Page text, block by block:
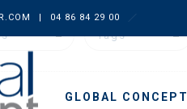
| 04 86 84 29 00
GLOBAL CONCEPT
Tags